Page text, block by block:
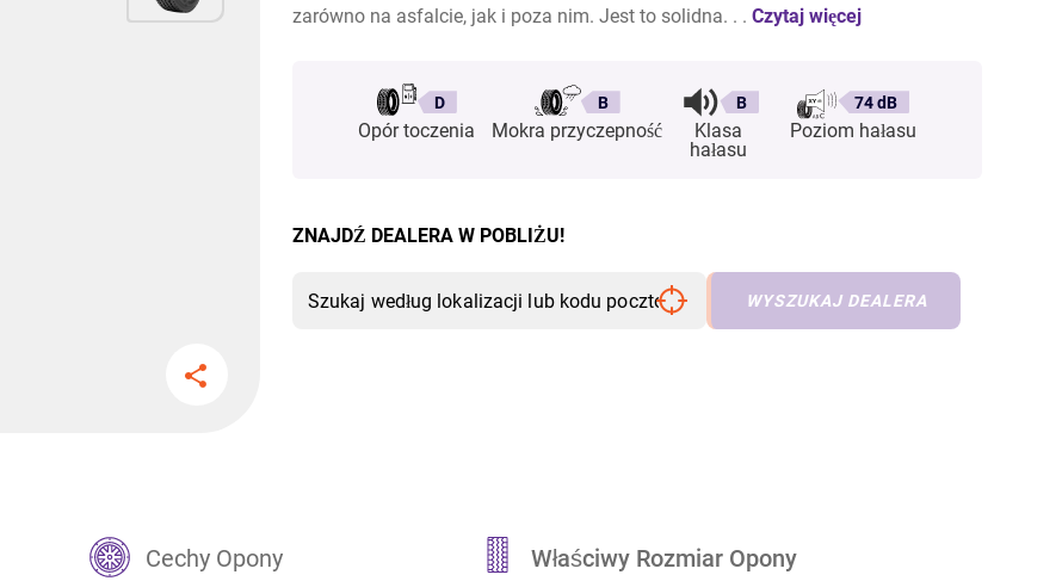
zarówno na asfalcie, jak i poza nim. Jest to solidna. . . Czytaj więcej
D
Opór toczenia
B
Mokra przyczepność
B
Klasa
hałasu
74 dB
Poziom hałasu
ZNAJDŹ DEALERA W POBLIŻU!
WYSZUKAJ DEALERA
Cechy Opony Właściwy Rozmiar Opony